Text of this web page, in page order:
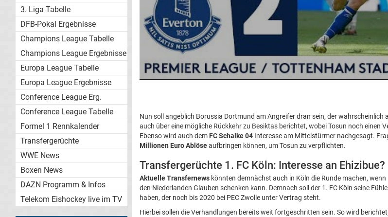
3. Liga Tabelle
DFB-Pokal Ergebnisse
Champions League Tabelle
Champions League Ergebnisse
Europa League Tabelle
Europa League Ergebnisse
Conference League Erg.
Conference League Tabelle
Formel 1 Rennkalender
Transfergerüchte
WWE News
Boxen News
DAZN Programm & Infos
Telekom Eishockey live im TV
Nun soll angeblich Borussia Dortmund am Angreifer dran sein, der wahrscheinlich
auch über eine mögliche Rückkehr zu Besiktas berichtet, wobei Tosun noch einen
Ebenso wird auch dem FC Schalke 04 Interesse am Mittelstürmer nachgesagt.
Millionen Euro Ablöseaufbringen können, um Tosun zu verpflichten.
Transfergerüchte 1. FC Köln: Interesse an Ehizibue?
Aktuelle Transfernews könnten demnächst auch in Köln die Runde machen,
den Niederlanden Glauben schenken kann. Demnach soll der 1. FC Köln seine
haben, der noch bis 2020 bei PEC Zwolle unter Vertrag steht.
Hierbei sollen die Verhandlungen bereits weit fortgeschritten sein. So wird